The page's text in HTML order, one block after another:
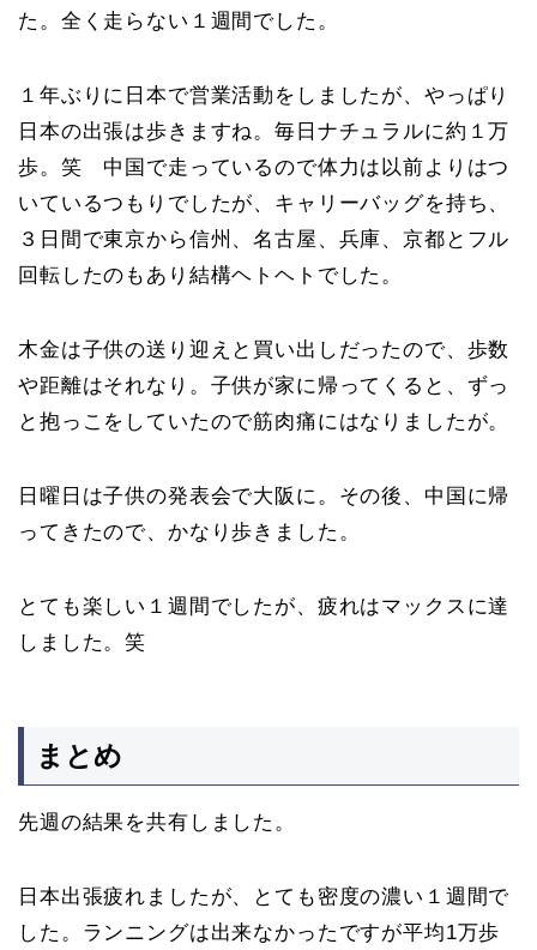
た。全く走らない１週間でした。
１年ぶりに日本で営業活動をしましたが、やっぱり
日本の出張は歩きますね。毎日ナチュラルに約１万
歩。笑 中国で走っているので体力は以前よりはつ
いているつもりでしたが、キャリーバッグを持ち、
３日間で東京から信州、名古屋、兵庫、京都とフル
回転したのもあり結構ヘトヘトでした。
木金は子供の送り迎えと買い出しだったので、歩数
や距離はそれなり。子供が家に帰ってくると、ずっ
と抱っこをしていたので筋肉痛にはなりましたが。
日曜日は子供の発表会で大阪に。その後、中国に帰
ってきたので、かなり歩きました。
とても楽しい１週間でしたが、疲れはマックスに達
しました。笑
まとめ
先週の結果を共有しました。
日本出張疲れましたが、とても密度の濃い１週間で
した。ランニングは出来なかったですが平均1万歩